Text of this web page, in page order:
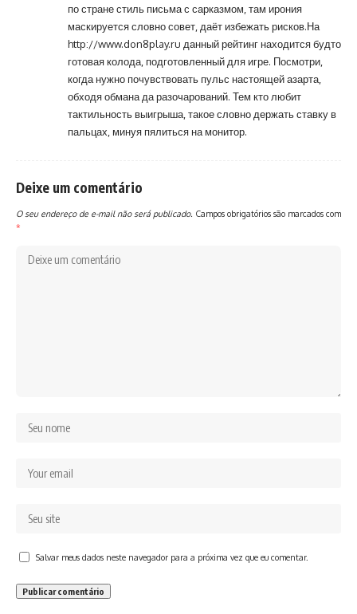
по стране стиль письма с сарказмом, там ирония
маскируется словно совет, даёт избежать рисков.На
http://www.don8play.ru данный рейтинг находится будто
готовая колода, подготовленный для игре. Посмотри,
когда нужно почувствовать пульс настоящей азарта,
обходя обмана да разочарований. Тем кто любит
тактильность выигрыша, такое словно держать ставку в
пальцах, минуя пялиться на монитор.
Deixe um comentário
O seu endereço de e-mail não será publicado. Campos obrigatórios são marcados com
*
Salvar meus dados neste navegador para a próxima vez que eu comentar.